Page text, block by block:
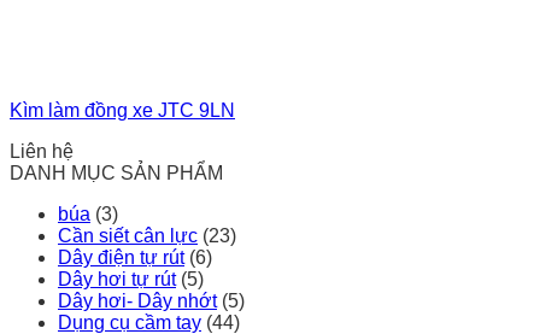
Kìm làm đồng xe JTC 9LN
Liên hệ
DANH MỤC SẢN PHẨM
búa (3)
Cần siết cân lực (23)
Dây điện tự rút (6)
Dây hơi tự rút (5)
Dây hơi- Dây nhớt (5)
Dụng cụ cầm tay (44)